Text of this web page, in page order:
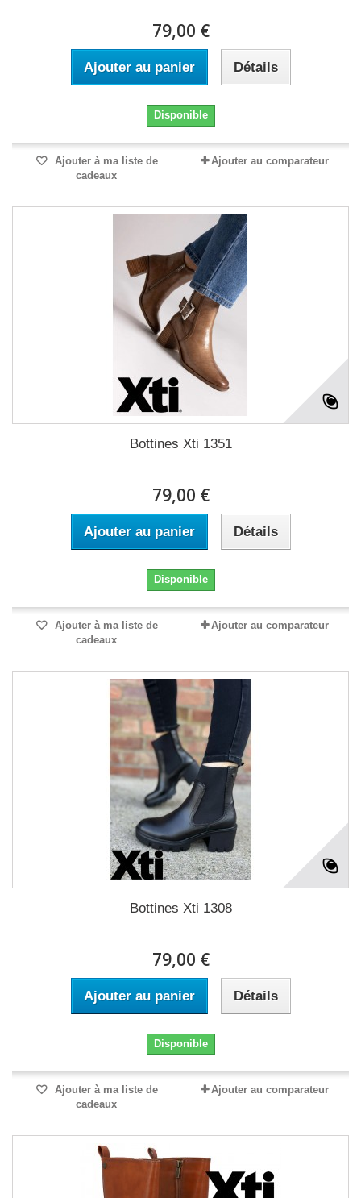
79,00 €
Ajouter au panier Détails
Disponible
Ajouter à ma liste de
cadeaux
Ajouter au comparateur
Bottines Xti 1351
79,00 €
Ajouter au panier Détails
Disponible
Ajouter à ma liste de
cadeaux
Ajouter au comparateur
Bottines Xti 1308
79,00 €
Ajouter au panier Détails
Disponible
Ajouter à ma liste de
cadeaux
Ajouter au comparateur